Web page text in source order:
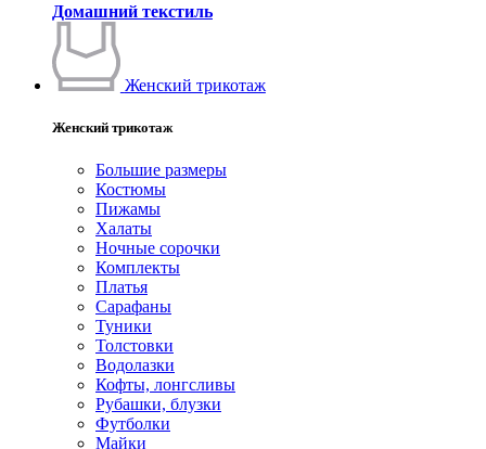
Домашний текстиль
Женский трикотаж
Женский трикотаж
Большие размеры
Костюмы
Пижамы
Халаты
Ночные сорочки
Комплекты
Платья
Сарафаны
Туники
Толстовки
Водолазки
Кофты, лонгсливы
Рубашки, блузки
Футболки
Майки